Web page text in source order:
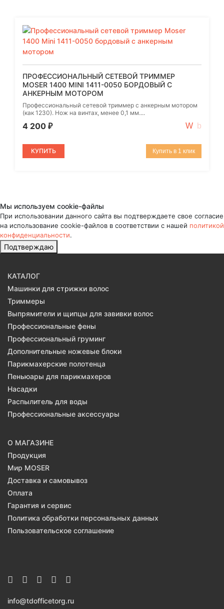
ПРОФЕССИОНАЛЬНЫЙ СЕТЕВОЙ ТРИММЕР
MOSER 1400 MINI 1411-0050 БОРДОВЫЙ С
АНКЕРНЫМ МОТОРОМ
Профессиональный сетевой триммер с анкерным мотором
(как 1230). Нож на винтах, менее 0,1 мм....
4 200 ₽
КУПИТЬ Купить в 1 клик
Мы используем cookie-файлы
При использовании данного сайта вы подтверждаете свое согласие
на использование cookie-файлов в соответствии с нашей политикой
конфиденциальности.
Подтверждаю
КАТАЛОГ
Машинки для стрижки волос
Триммеры
Выпрямители и щипцы для завивки волос
Профессиональные фены
Профессиональный груминг
Дополнительные ножевые блоки
Парикмахерские полотенца
Пеньюары для парикмахеров
Насадки
Распылитель для воды
Профессиональные аксессуары
О МАГАЗИНЕ
Продукция
Мир MOSER
Доставка и самовывоз
Оплата
Гарантия и сервис
Политика обработки персональных данных
Пользовательское соглашение
info@tdofficetorg.ru